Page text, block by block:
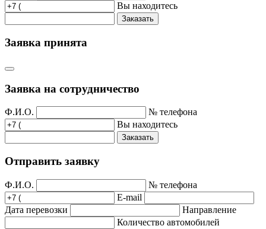
Вы находитесь
Заказать
Заявка принята
Заявка на сотрудничество
Ф.И.О.
№ телефона
Вы находитесь
Заказать
Отправить заявку
Ф.И.О.
№ телефона
E-mail
Дата перевозки
Направление
Количество автомобилей